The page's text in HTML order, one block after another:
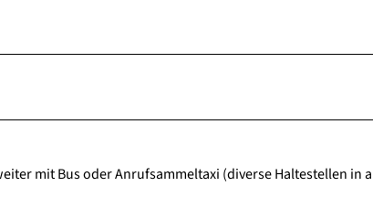
mit Bus oder Anrufsammeltaxi (diverse Haltestellen in